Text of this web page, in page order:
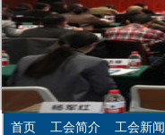
首页 工会简介 工会新闻